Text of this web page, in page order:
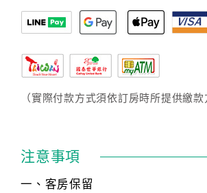
（實際付款方式須依訂房時所提供繳款
注意事項
一、客房保留